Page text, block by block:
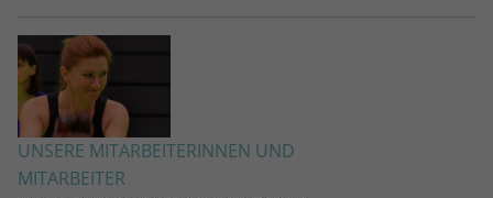
UNSERE MITARBEITERINNEN UND
MITARBEITER